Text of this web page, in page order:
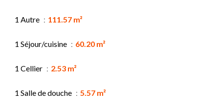
1 Autre 111.57 m²
1 Séjour/cuisine 60.20 m²
1 Cellier 2.53 m²
1 Salle de douche 5.57 m²